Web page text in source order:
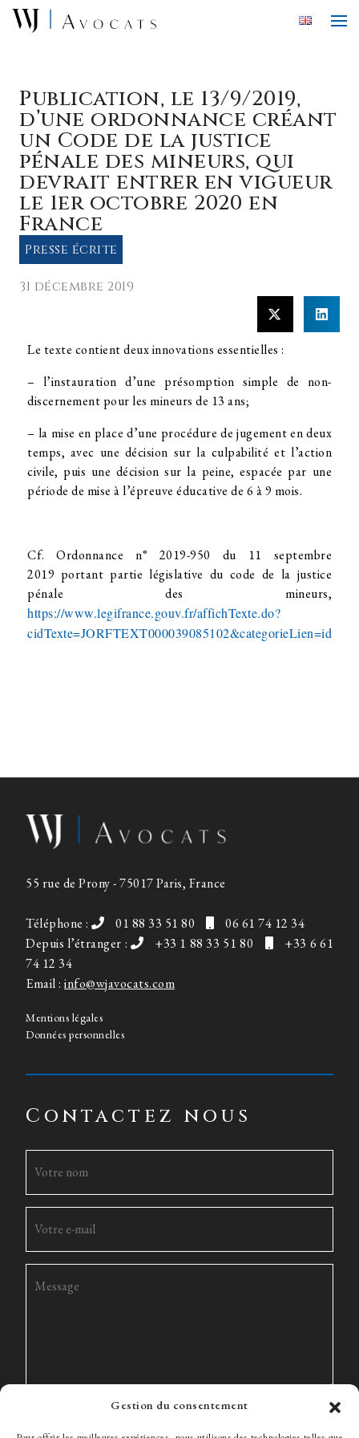
Gestion du consentement
Skip to main content
Publication, le 13/9/2019,
d’une ordonnance créant
un Code de la justice
pénale des mineurs, qui
devrait entrer en vigueur
le 1er octobre 2020 en
France
Presse écrite
31 décembre 2019
Le texte contient deux innovations essentielles :
– l’instauration d’une présomption simple de non-
discernement pour les mineurs de 13 ans;
– la mise en place d’une procédure de jugement en deux
temps, avec une décision sur la culpabilité et l’action
civile, puis une décision sur la peine, espacée par une
période de mise à l’épreuve éducative de 6 à 9 mois.
Cf. Ordonnance n° 2019-950 du 11 septembre
2019 portant partie législative du code de la justice
pénale des mineurs,
https://www.legifrance.gouv.fr/affichTexte.do?
cidTexte=JORFTEXT000039085102&categorieLien=id
55 rue de Prony - 75017 Paris, France
Téléphone : 01 88 33 51 80
06 61 74 12 34
Depuis l’étranger :
+33 1 88 33 51 80
+33 6 61
74 12 34
Email : info@wjavocats.com
Mentions légales
Données personnelles
Contactez nous